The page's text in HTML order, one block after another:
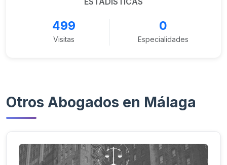
499
Visitas
0
Especialidades
Otros Abogados en Málaga